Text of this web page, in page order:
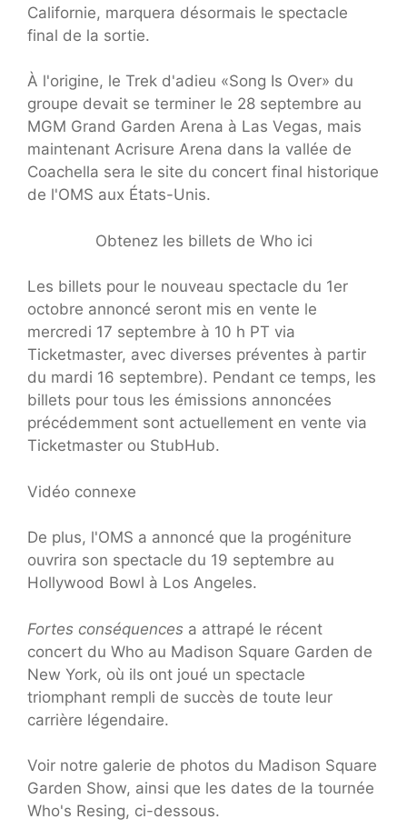
Californie, marquera désormais le spectacle
final de la sortie.
À l'origine, le Trek d'adieu «Song Is Over» du
groupe devait se terminer le 28 septembre au
MGM Grand Garden Arena à Las Vegas, mais
maintenant Acrisure Arena dans la vallée de
Coachella sera le site du concert final historique
de l'OMS aux États-Unis.
Obtenez les billets de Who ici
Les billets pour le nouveau spectacle du 1er
octobre annoncé seront mis en vente le
mercredi 17 septembre à 10 h PT via
Ticketmaster, avec diverses préventes à partir
du mardi 16 septembre). Pendant ce temps, les
billets pour tous les émissions annoncées
précédemment sont actuellement en vente via
Ticketmaster ou StubHub.
Vidéo connexe
De plus, l'OMS a annoncé que la progéniture
ouvrira son spectacle du 19 septembre au
Hollywood Bowl à Los Angeles.
Fortes conséquences a attrapé le récent
concert du Who au Madison Square Garden de
New York, où ils ont joué un spectacle
triomphant rempli de succès de toute leur
carrière légendaire.
Voir notre galerie de photos du Madison Square
Garden Show, ainsi que les dates de la tournée
Who's Resing, ci-dessous.